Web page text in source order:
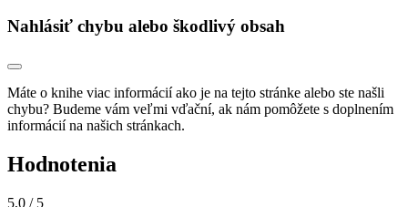
Nahlásiť chybu alebo škodlivý obsah
Máte o knihe viac informácií ako je na tejto stránke alebo ste našli
chybu? Budeme vám veľmi vďační, ak nám pomôžete s doplnením
informácií na našich stránkach.
Hodnotenia
5,0 / 5